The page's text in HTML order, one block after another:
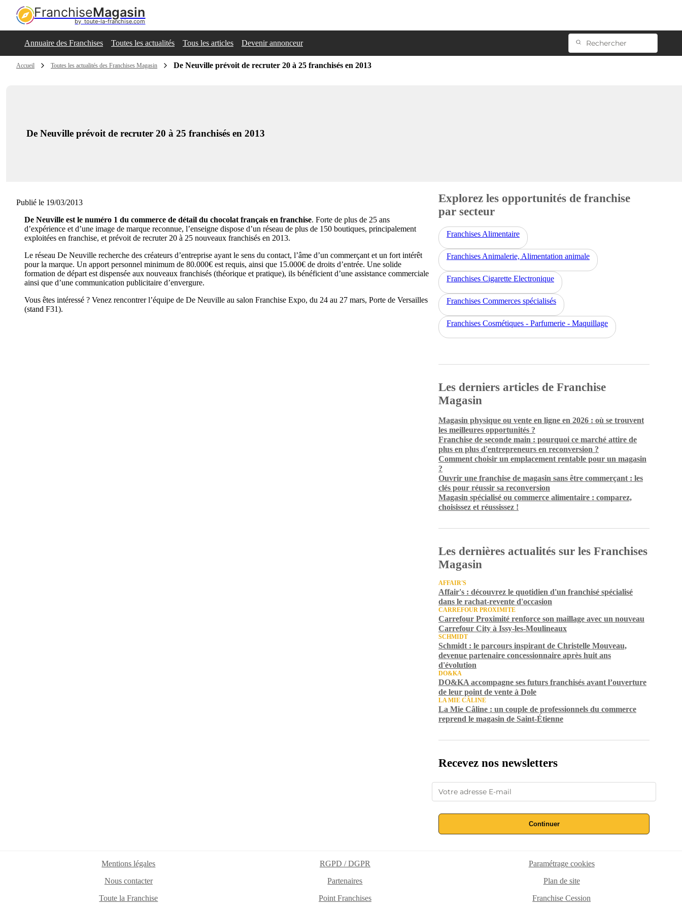
FranchiseMagasin
by  toute-la-franchise.com
Annuaire des Franchises Toutes les actualités Tous les articles Devenir annonceur
Accueil Toutes les actualités des Franchises Magasin De Neuville prévoit de recruter 20 à 25 franchisés en 2013
De Neuville prévoit de recruter 20 à 25 franchisés en 2013
Publié le 19/03/2013
De Neuville est le numéro 1 du commerce de détail du chocolat français en franchise. Forte de plus de 25 ans
d’expérience et d’une image de marque reconnue, l’enseigne dispose d’un réseau de plus de 150 boutiques, principalement
exploitées en franchise, et prévoit de recruter 20 à 25 nouveaux franchisés en 2013.
Le réseau De Neuville recherche des créateurs d’entreprise ayant le sens du contact, l’âme d’un commerçant et un fort intérêt
pour la marque. Un apport personnel minimum de 80.000€ est requis, ainsi que 15.000€ de droits d’entrée. Une solide
formation de départ est dispensée aux nouveaux franchisés (théorique et pratique), ils bénéficient d’une assistance commerciale
ainsi que d’une communication publicitaire d’envergure.
Vous êtes intéressé ? Venez rencontrer l’équipe de De Neuville au salon Franchise Expo, du 24 au 27 mars, Porte de Versailles
(stand F31).
Explorez les opportunités de franchise
par secteur
Franchises Alimentaire
Franchises Animalerie, Alimentation animale
Franchises Cigarette Electronique
Franchises Commerces spécialisés
Franchises Cosmétiques - Parfumerie - Maquillage
Les derniers articles de Franchise
Magasin
Magasin physique ou vente en ligne en 2026 : où se trouvent
les meilleures opportunités ?
Franchise de seconde main : pourquoi ce marché attire de
plus en plus d'entrepreneurs en reconversion ?
Comment choisir un emplacement rentable pour un magasin
?
Ouvrir une franchise de magasin sans être commerçant : les
clés pour réussir sa reconversion
Magasin spécialisé ou commerce alimentaire : comparez,
choisissez et réussissez !
Les dernières actualités sur les Franchises
Magasin
AFFAIR'S
Affair's : découvrez le quotidien d'un franchisé spécialisé
dans le rachat-revente d'occasion
CARREFOUR PROXIMITE
Carrefour Proximité renforce son maillage avec un nouveau
Carrefour City à Issy-les-Moulineaux
SCHMIDT
Schmidt : le parcours inspirant de Christelle Mouveau,
devenue partenaire concessionnaire après huit ans
d'évolution
DO&KA
DO&KA accompagne ses futurs franchisés avant l’ouverture
de leur point de vente à Dole
LA MIE CÂLINE
La Mie Câline : un couple de professionnels du commerce
reprend le magasin de Saint-Étienne
Recevez nos newsletters
Continuer
Mentions légales RGPD / DGPR
Paramétrage cookies
Nous contacter
Partenaires
Plan de site
Toute la Franchise
Point Franchises Franchise Cession